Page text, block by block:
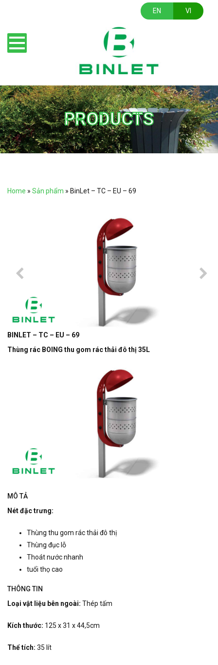
EN VI
PRODUCTS
Home » Sản phẩm » BinLet – TC – EU – 69
BINLET – TC – EU – 69
Thùng rác BOING thu gom rác thải đô thị 35L
MÔ TẢ
Nét đặc trưng:
Thùng thu gom rác thải đô thị
Thùng đục lỗ
Thoát nước nhanh
tuổi thọ cao
THÔNG TIN
Loại vật liệu bên ngoài: Thép tấm
Kích thước: 125 x 31 x 44,5cm
Thể tích: 35 lít